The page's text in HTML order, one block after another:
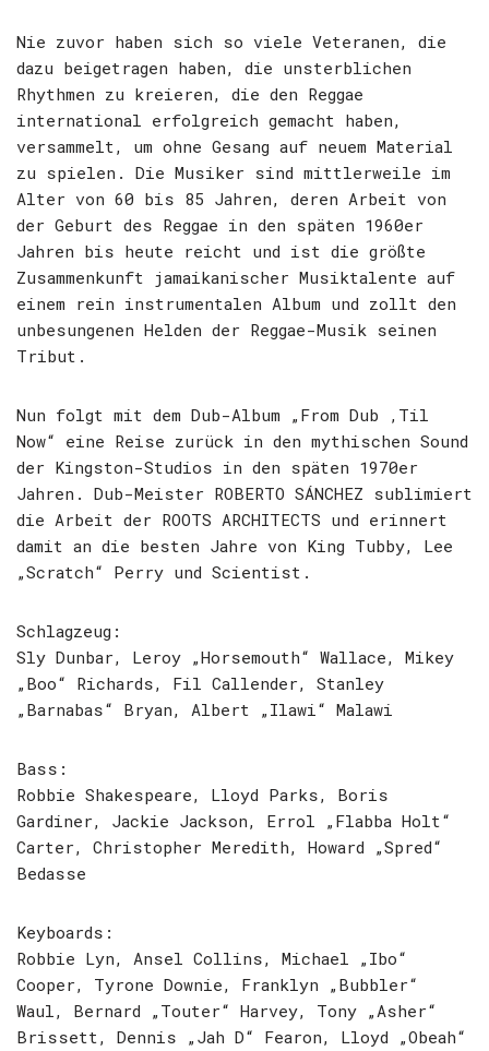
Nie zuvor haben sich so viele Veteranen, die
dazu beigetragen haben, die unsterblichen
Rhythmen zu kreieren, die den Reggae
international erfolgreich gemacht haben,
versammelt, um ohne Gesang auf neuem Material
zu spielen. Die Musiker sind mittlerweile im
Alter von 60 bis 85 Jahren, deren Arbeit von
der Geburt des Reggae in den späten 1960er
Jahren bis heute reicht und ist die größte
Zusammenkunft jamaikanischer Musiktalente auf
einem rein instrumentalen Album und zollt den
unbesungenen Helden der Reggae-Musik seinen
Tribut.
Nun folgt mit dem Dub-Album „From Dub ‚Til
Now“ eine Reise zurück in den mythischen Sound
der Kingston-Studios in den späten 1970er
Jahren. Dub-Meister ROBERTO SÁNCHEZ sublimiert
die Arbeit der ROOTS ARCHITECTS und erinnert
damit an die besten Jahre von King Tubby, Lee
„Scratch“ Perry und Scientist.
Schlagzeug:
Sly Dunbar, Leroy „Horsemouth“ Wallace, Mikey
„Boo“ Richards, Fil Callender, Stanley
„Barnabas“ Bryan, Albert „Ilawi“ Malawi
Bass:
Robbie Shakespeare, Lloyd Parks, Boris
Gardiner, Jackie Jackson, Errol „Flabba Holt“
Carter, Christopher Meredith, Howard „Spred“
Bedasse
Keyboards:
Robbie Lyn, Ansel Collins, Michael „Ibo“
Cooper, Tyrone Downie, Franklyn „Bubbler“
Waul, Bernard „Touter“ Harvey, Tony „Asher“
Brissett, Dennis „Jah D“ Fearon, Lloyd „Obeah“